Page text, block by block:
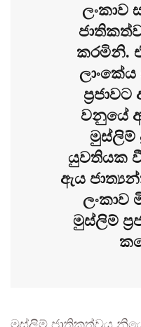
ලංකාව
කරමිනි.
වනුයේ
මුස්ලිම්
යුවතියක
ඇය
ලංකාව
මුස්ලිම්